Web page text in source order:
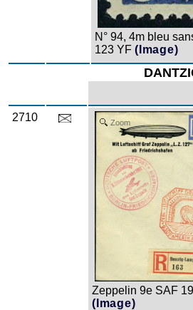
N° 94, 4m bleu
123 YF (Image)
2710 Zoom
Zeppelin 9e SAF
(Image)